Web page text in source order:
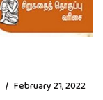
February 21, 2022